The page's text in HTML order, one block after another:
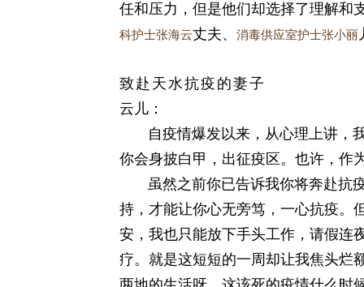
任和压力，但是他们却选择了理解和
科护士张海云丈夫、 消毒供应室护士张小丽
致赴天水抗疫的妻子
云儿：
自疫情爆发以来，从心理上讲，我
你会身披白甲，出征疫区。也许，作
虽然之前你已告诉我你将奔赴抗疫
持，才能让你心无旁笃，一心抗疫。
安，我也只能放下手头工作，请假连
疗。就是这短短的一周却让我焦头烂